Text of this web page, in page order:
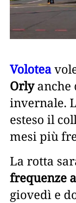
Volotea
Orlyanche
invernale.
esteso il
mesi più
La rotta
frequenze
giovedì e